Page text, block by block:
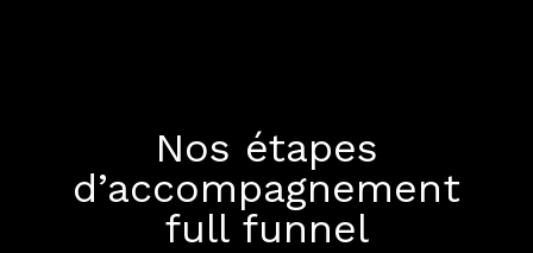
Nos étapes
d’accompagnement
full funnel